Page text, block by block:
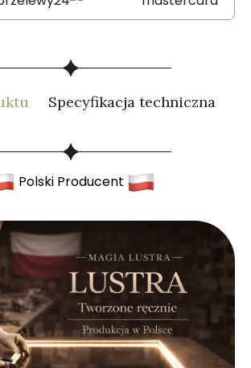
Specyfikacja techniczna
Polski Producent